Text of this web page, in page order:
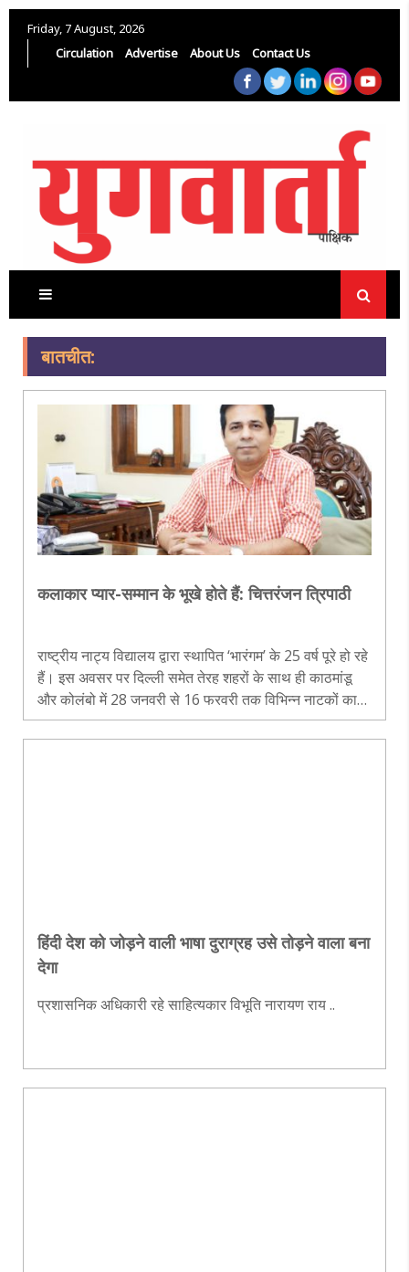
Friday, 7 August, 2026
Circulation
Advertise About Us Contact Us
बातचीत:
कलाकार प्यार-सम्मान के भूखे होते हैं: चित्तरंजन त्रिपाठी
राष्ट्रीय नाट्य विद्यालय द्वारा स्थापित ‘भारंगम’ के 25 वर्ष पूरे हो रहे
हैं। इस अवसर पर दिल्ली समेत तेरह शहरों के साथ ही काठमांडू
और कोलंबो में 28 जनवरी से 16 फरवरी तक विभिन्न नाटकों का
मंचन किया गया, जिनमें देश के अतिरिक्त विदेशी कलाकारों ने भी
बढ़-चढ़कर हिस्सा लिया। एनएसडी के निदेशक चित्तरंजन त्रिपाठी
हिंदी देश को जोड़ने वाली भाषा दुराग्रह उसे तोड़ने वाला बना
देगा
प्रशासनिक अधिकारी रहे साहित्यकार विभूति नारायण राय ..